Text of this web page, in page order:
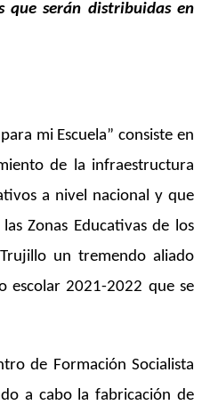
que serán distribuidas en
mi Escuela” consiste en
de la infraestructura
a nivel nacional y que
Zonas Educativas de los
un tremendo aliado
escolar 2021-2022 que se
de Formación Socialista
a cabo la fabricación de